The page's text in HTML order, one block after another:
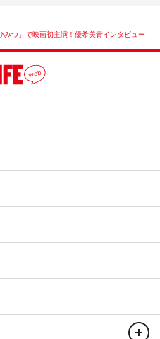
みつ」で映画初主演！優希美青インタビュー